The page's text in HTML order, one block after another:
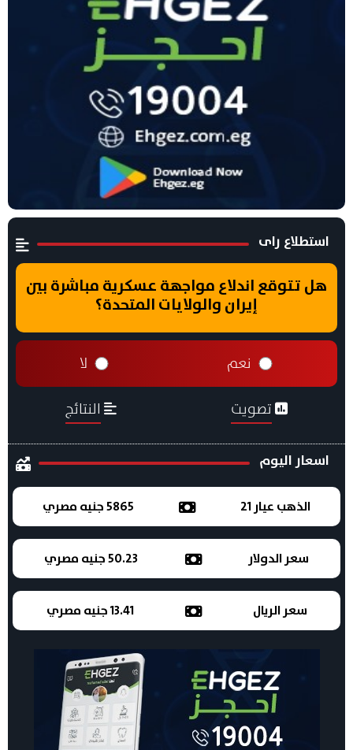
استطلاع راى
هل تتوقع اندلاع مواجهة عسكرية مباشرة بين
إيران والولايات المتحدة؟
نعم لا
تصويت النتائج
اسعار اليوم
الذهب عيار 21 5865 جنيه مصري
سعر الدولار 50.23 جنيه مصري
سعر الريال 13.41 جنيه مصري